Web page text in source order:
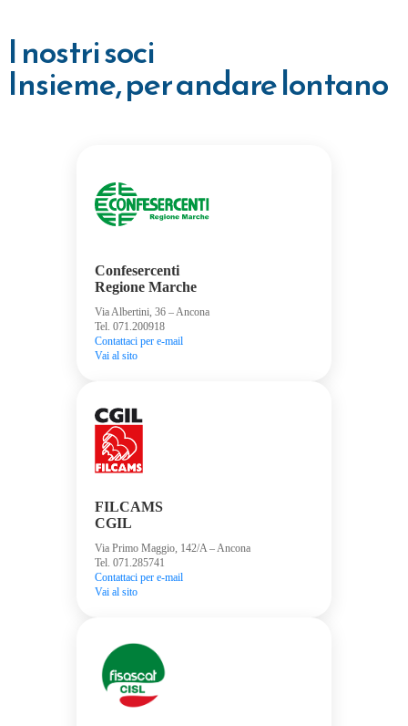
I nostri soci
Insieme, per andare lontano
Confesercenti
Regione Marche
Via Albertini, 36 – Ancona
Tel. 071.200918
Contattaci per e-mail
Vai al sito
FILCAMS
CGIL
Via Primo Maggio, 142/A – Ancona
Tel. 071.285741
Contattaci per e-mail
Vai al sito